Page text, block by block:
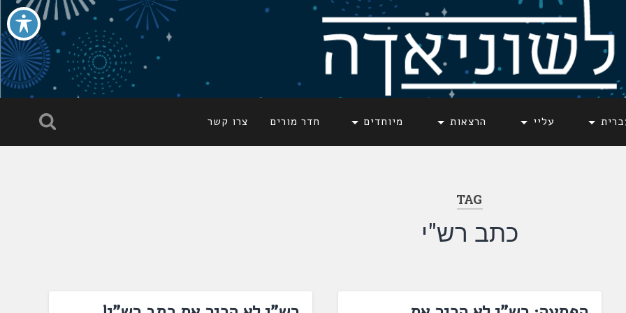
עליי הרצאות מיוחדים חדר מורים צרו קשר
TAG
כתב רש"י